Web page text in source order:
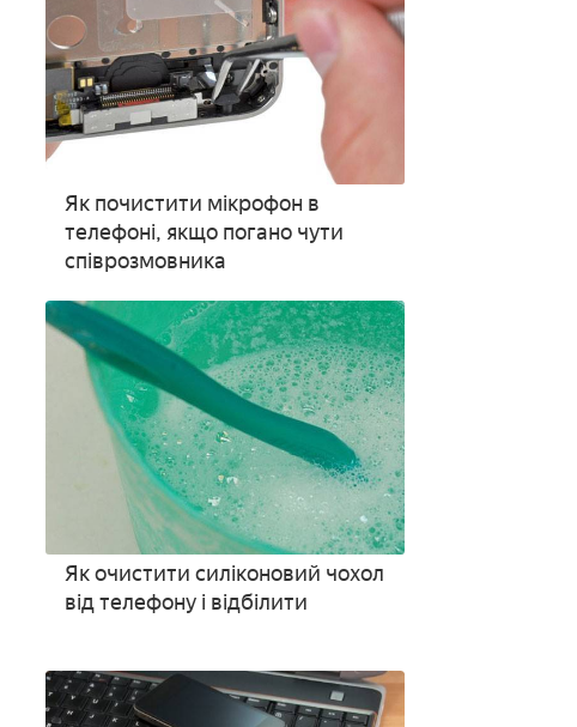
Як почистити мікрофон в
телефоні, якщо погано чути
співрозмовника
Як очистити силіконовий чохол
від телефону і відбілити